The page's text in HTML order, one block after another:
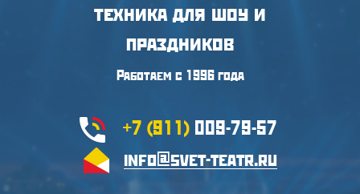
техника для шоу и
праздников
Работаем с 1996 года
+7 (911) 009-79-57
info@svet-teatr.ru